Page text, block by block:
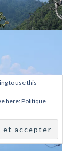
to use this
here:Politique